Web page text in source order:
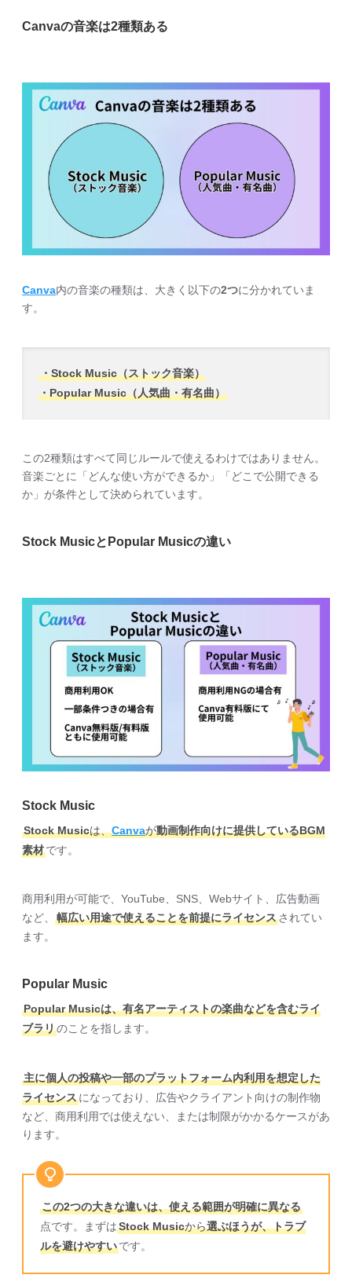
Canvaの音楽は2種類ある
Canva内の音楽の種類は、大きく以下の2つに分かれていま
す。
・Stock Music（ストック音楽）
・Popular Music（人気曲・有名曲）
この2種類はすべて同じルールで使えるわけではありません。
音楽ごとに「どんな使い方ができるか」「どこで公開できる
か」が条件として決められています。
Stock MusicとPopular Musicの違い
Stock Music
Stock Musicは、Canvaが動画制作向けに提供しているBGM
素材です。
商用利用が可能で、YouTube、SNS、Webサイト、広告動画
など、
幅広い用途で使えることを前提にライセンス されてい
ます。
Popular Music
Popular Musicは、有名アーティストの楽曲などを含むライ
ブラリのことを指します。
主に個人の投稿や一部のプラットフォーム内利用を想定した
ライセンスになっており、広告やクライアント向けの制作物
など、商用利用では使えない、または制限がかかるケースがあ
ります。
この2つの大きな違いは、使える範囲が明確に異なる
点です。まずはStock Musicから選ぶほうが、トラブ
ルを避けやすいです。